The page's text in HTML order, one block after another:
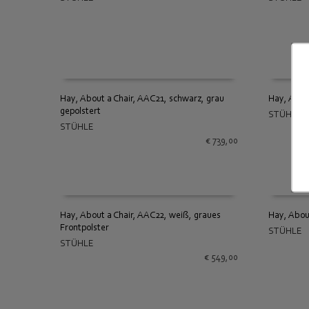
IN DEN WARENKORB
Hay, About a Chair, AAC21, schwarz, grau
gepolstert
STÜHLE
€739,00
Hay,
STÜHLE
IN DEN WARENKORB
Hay, About a Chair, AAC22, weiß, graues
Frontpolster
STÜHLE
€549,00
Hay,
STÜHLE